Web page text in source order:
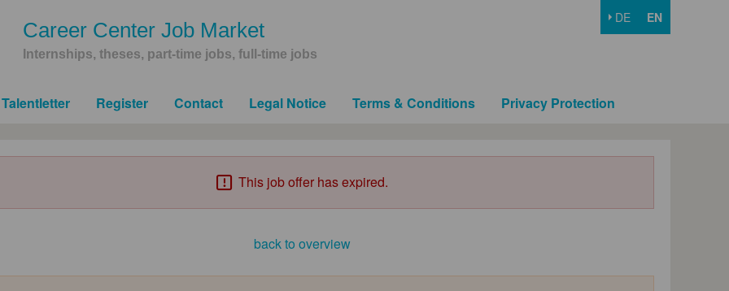
Career Center Job Market
Internships, theses, part-time jobs, full-time jobs
DE EN
Talentletter Register Contact Legal Notice Terms & Conditions Privacy Protection
This job offer has expired.
back to overview